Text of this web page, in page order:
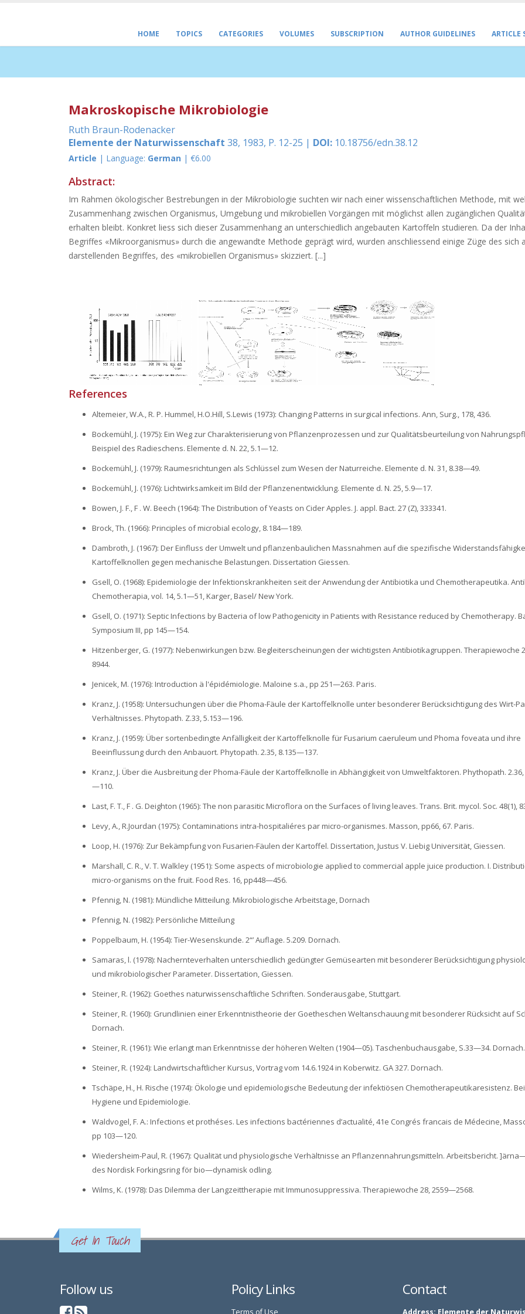
HOME TOPICS CATEGORIES VOLUMES SUBSCRIPTION AUTHOR GUIDELINES ARTICLE
Makroskopische Mikrobiologie
Ruth Braun-Rodenacker
Elemente der Naturwissenschaft 38, 1983, P. 12-25 | DOI: 10.18756/edn.38.12
Article | Language: German | €6.00
Abstract:
Im Rahmen ökologischer Bestrebungen in der Mikrobiologie suchten wir nach einer wissenschaftlichen Methode, mit
Zusammenhang zwischen Organismus, Umgebung und mikrobiellen Vorgängen mit möglichst allen zugänglichen
erhalten bleibt. Konkret liess sich dieser Zusammenhang an unterschiedlich angebauten Kartoffeln studieren. Da der
Begriffes «Mikroorganismus» durch die angewandte Methode geprägt wird, wurden anschliessend einige Züge des sich
darstellenden Begriffes, des «mikrobiellen Organismus» skizziert. [...]
References
Altemeier, W.A., R. P. Hummel, H.O.Hill, S.Lewis (1973): Changing Patterns in surgical infections. Ann, Surg., 178, 436.
Bockemühl, J. (1975): Ein Weg zur Charakterisierung von Pflanzenprozessen und zur Qualitätsbeurteilung von
Beispiel des Radieschens. Elemente d. N. 22, 5.1—12.
Bockemühl, J. (1979): Raumesrichtungen als Schlüssel zum Wesen der Naturreiche. Elemente d. N. 31, 8.38—49.
Bockemühl, J. (1976): Lichtwirksamkeit im Bild der Pflanzenentwicklung. Elemente d. N. 25, 5.9—17.
Bowen, J. F., F . W. Beech (1964): The Distribution of Yeasts on Cider Apples. J. appl. Bact. 27 (Z), 333341.
Brock, Th. (1966): Principles of microbial ecology, 8.184—189.
Dambroth, J. (1967): Der Einfluss der Umwelt und pflanzenbaulichen Massnahmen auf die spezifische
Kartoffelknollen gegen mechanische Belastungen. Dissertation Giessen.
Gsell, O. (1968): Epidemiologie der Infektionskrankheiten seit der Anwendung der Antibiotika und Chemotherapeutika.
Chemotherapia, vol. 14, 5.1—51, Karger, Basel/ New York.
Gsell, O. (1971): Septic Infections by Bacteria of low Pathogenicity in Patients with Resistance reduced by Chemotherapy.
Symposium III, pp 145—154.
Hitzenberger, G. (1977): Nebenwirkungen bzw. Begleiterscheinungen der wichtigsten Antibiotikagruppen. Therapiewoche
8944.
Jenicek, M. (1976): Introduction ä l'épidémiologie. Maloine s.a., pp 251—263. Paris.
Kranz, J. (1958): Untersuchungen über die Phoma-Fäule der Kartoffelknolle unter besonderer Berücksichtigung des Wirt-
Verhältnisses. Phytopath. Z.33, 5.153—196.
Kranz, J. (1959): Über sortenbedingte Anfälligkeit der Kartoffelknolle für Fusarium caeruleum und Phoma foveata und ihre
Beeinflussung durch den Anbauort. Phytopath. 2.35, 8.135—137.
Kranz, J. Über die Ausbreitung der Phoma-Fäule der Kartoffelknolle in Abhängigkeit von Umweltfaktoren. Phythopath. 2.36,
—110.
Last, F. T., F . G. Deighton (1965): The non parasitic Microflora on the Surfaces of living leaves. Trans. Brit. mycol. Soc. 48(1),
Levy, A., R.Jourdan (1975): Contaminations intra-hospitaliéres par micro-organismes. Masson, pp66, 67. Paris.
Loop, H. (1976): Zur Bekämpfung von Fusarien-Fäulen der Kartoffel. Dissertation, Justus V. Liebig Universität, Giessen.
Marshall, C. R., V. T. Walkley (1951): Some aspects of microbiologie applied to commercial apple juice production. I.
micro-organisms on the fruit. Food Res. 16, pp448—456.
Pfennig, N. (1981): Mündliche Mitteilung. Mikrobiologische Arbeitstage, Dornach
Pfennig, N. (1982): Persönliche Mitteilung
Poppelbaum, H. (1954): Tier-Wesenskunde. 2“’ Auflage. 5.209. Dornach.
Samaras, l. (1978): Nachernteverhalten unterschiedlich gedüngter Gemüsearten mit besonderer Berücksichtigung
und mikrobiologischer Parameter. Dissertation, Giessen.
Steiner, R. (1962): Goethes naturwissenschaftliche Schriften. Sonderausgabe, Stuttgart.
Steiner, R. (1960): Grundlinien einer Erkenntnistheorie der Goetheschen Weltanschauung mit besonderer Rücksicht auf
Dornach.
Steiner, R. (1961): Wie erlangt man Erkenntnisse der höheren Welten (1904—05). Taschenbuchausgabe, S.33—34. Dornach.
Steiner, R. (1924): Landwirtschaftlicher Kursus, Vortrag vom 14.6.1924 in Koberwitz. GA 327. Dornach.
Tschäpe, H., H. Rische (1974): Ökologie und epidemiologische Bedeutung der infektiösen Chemotherapeutikaresistenz.
Hygiene und Epidemiologie.
Waldvogel, F. A.: Infections et prothéses. Les infections bactériennes d’actualité, 41e Congrés francais de Médecine,
pp 103—120.
Wiedersheim-Paul, R. (1967): Qualität und physiologische Verhältnisse an Pflanzennahrungsmitteln. Arbeitsbericht.
des Nordisk Forkingsring för bio—dynamisk odling.
Wilms, K. (1978): Das Dilemma der Langzeittherapie mit Immunosuppressiva. Therapiewoche 28, 2559—2568.
Get In Touch
Follow us Policy Links
Terms of Use
Contact
Address: Elemente der